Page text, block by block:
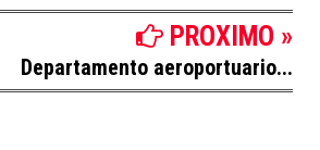
PROXIMO »
Departamento aeroportuario...